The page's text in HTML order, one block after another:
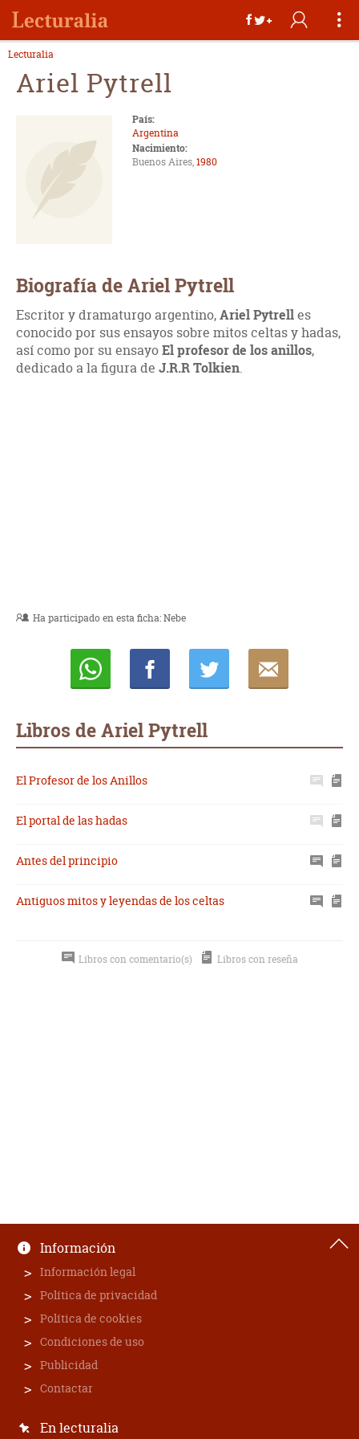
Lecturalia
Ariel Pytrell
País:
Argentina
Nacimiento:
Buenos Aires,1980
Biografía de Ariel Pytrell
Escritor y dramaturgo argentino,Ariel Pytrelles
conocido por sus ensayos sobre mitos celtas y hadas,
así como por su ensayoEl profesor de los anillos,
dedicado a la figura de J.R.R Tolkien.
Ha participado en esta ficha:Nebe
Libros de Ariel Pytrell
El Profesor de los Anillos
El portal de las hadas
Antes del principio
Antiguos mitos y leyendas de los celtas
Libros con comentario(s) Libros con reseña
Información
Información legal
Política de privacidad
Política de cookies
Condiciones de uso
Publicidad
Contactar
En lecturalia